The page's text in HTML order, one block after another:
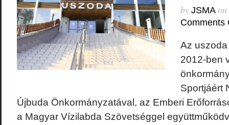
by JSMAon
Comments
Az
2012-ben
Sportjáért
Újbuda Önkormányzatával, az Emberi
a Magyar Vízilabda Szövetséggel